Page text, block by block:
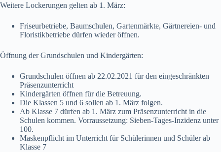
Weitere Lockerungen gelten ab 1. März:
Friseurbetriebe, Baumschulen, Gartenmärkte, Gärtnereien- und
Floristikbetriebe dürfen wieder öffnen.
Öffnung der Grundschulen und Kindergärten:
Grundschulen öffnen ab 22.02.2021 für den eingeschränkten
Präsenzunterricht
Kindergärten öffnen für die Betreuung.
Die Klassen 5 und 6 sollen ab 1. März folgen.
Ab Klasse 7 dürfen ab 1. März zum Präsenzunterricht in die
Schulen kommen. Vorraussetzung: Sieben-Tages-Inzidenz unter
100.
Maskenpflicht im Unterricht für Schülerinnen und Schüler ab
Klasse 7